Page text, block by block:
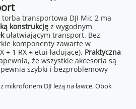
transportowa DJI Mic 2 ma
konstrukcję z wygodnym
ułatwiającym transport. Bez
komponenty zawarte w
+ 1 RX + etui ładujące). Praktyczna
że wszystkie akcesoria są
szybki i bezproblemowy